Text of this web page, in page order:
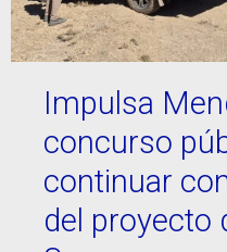
Impulsa
concurso
continuar
del proyecto